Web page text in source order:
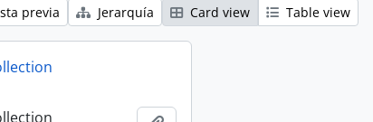
previa Jerarquía Card view Table view